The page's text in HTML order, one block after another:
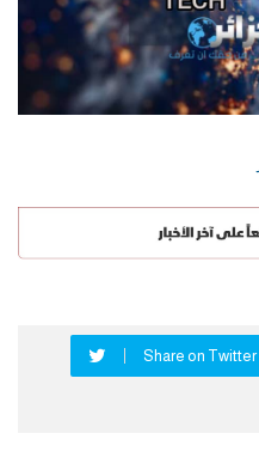
Share on Twitter